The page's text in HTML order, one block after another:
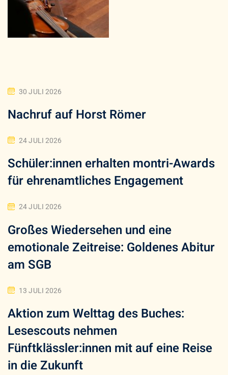
30 JULI 2026
Nachruf auf Horst Römer
24 JULI 2026
Schüler:innen erhalten montri-Awards
für ehrenamtliches Engagement
24 JULI 2026
Großes Wiedersehen und eine
emotionale Zeitreise: Goldenes Abitur
am SGB
13 JULI 2026
Aktion zum Welttag des Buches:
Lesescouts nehmen
Fünftklässler:innen mit auf eine Reise
in die Zukunft